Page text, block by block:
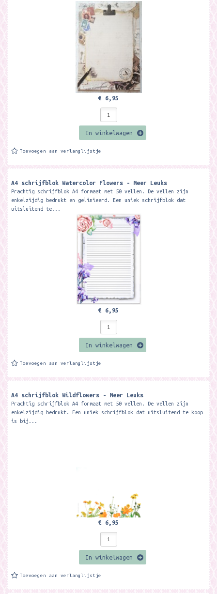
€ 6,95
In winkelwagen
Toevoegen aan verlanglijstje
A4 schrijfblok Watercolor Flowers - Meer Leuks
Prachtig schrijfblok A4 formaat met 50 vellen. De vellen zijn
enkelzijdig bedrukt en gelinieerd. Een uniek schrijfblok dat
uitsluitend te...
€ 6,95
In winkelwagen
Toevoegen aan verlanglijstje
A4 schrijfblok Wildflowers - Meer Leuks
Prachtig schrijfblok A4 formaat met 50 vellen. De vellen zijn
enkelzijdig bedrukt. Een uniek schrijfblok dat uitsluitend te koop
is bij...
€ 6,95
In winkelwagen
Toevoegen aan verlanglijstje